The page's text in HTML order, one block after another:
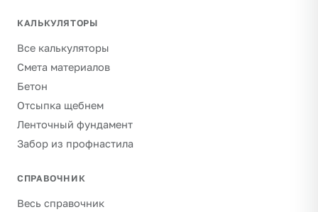
КАЛЬКУЛЯТОРЫ
Все калькуляторы
Смета материалов
Бетон
Отсыпка щебнем
Ленточный фундамент
Забор из профнастила
СПРАВОЧНИК
Весь справочник